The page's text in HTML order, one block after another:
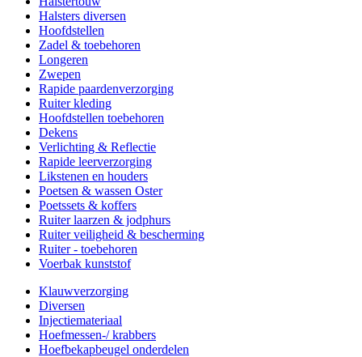
Halsters diversen
Hoofdstellen
Zadel & toebehoren
Longeren
Zwepen
Rapide paardenverzorging
Ruiter kleding
Hoofdstellen toebehoren
Dekens
Verlichting & Reflectie
Rapide leerverzorging
Likstenen en houders
Poetsen & wassen Oster
Poetssets & koffers
Ruiter laarzen & jodphurs
Ruiter veiligheid & bescherming
Ruiter - toebehoren
Voerbak kunststof
Klauwverzorging
Diversen
Injectiemateriaal
Hoefmessen-/ krabbers
Hoefbekapbeugel onderdelen